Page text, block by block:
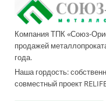
Компания ТПК «Союз-
продажей
года.
Наша гордость:
совместный проект